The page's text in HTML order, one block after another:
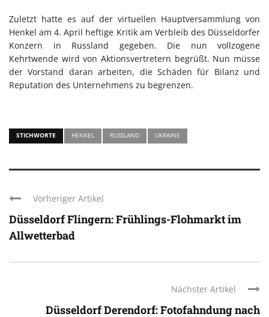
Zuletzt hatte es auf der virtuellen Hauptversammlung von
Henkel am 4. April heftige Kritik am Verbleib des Düsseldorfer
Konzern in Russland gegeben. Die nun vollzogene
Kehrtwende wird von Aktionsvertretern begrüßt. Nun müsse
der Vorstand daran arbeiten, die Schäden für Bilanz und
Reputation des Unternehmens zu begrenzen.
STICHWORTE HENKEL RUSSLAND UKRAINE
Vorheriger Artikel
Düsseldorf Flingern: Frühlings-Flohmarkt im
Allwetterbad
Nächster Artikel
Düsseldorf Derendorf: Fotofahndung nach